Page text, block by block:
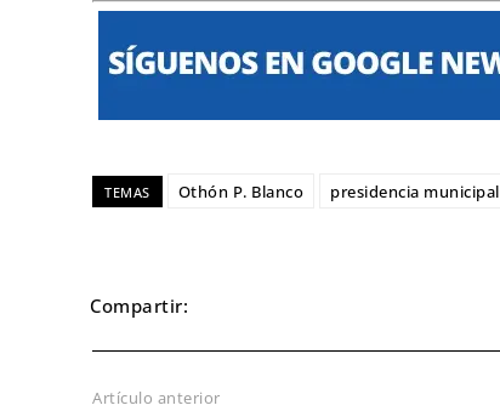
TEMAS Othón P. Blanco presidencia municipal
Compartir:
Artículo anterior